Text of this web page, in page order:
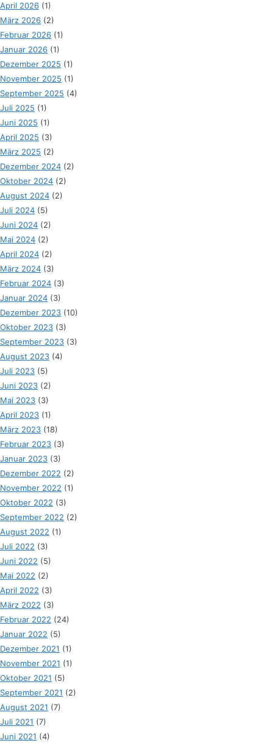
April 2026 (1)
März 2026 (2)
Februar 2026 (1)
Januar 2026 (1)
Dezember 2025 (1)
November 2025 (1)
September 2025 (4)
Juli 2025 (1)
Juni 2025 (1)
April 2025 (3)
März 2025 (2)
Dezember 2024 (2)
Oktober 2024 (2)
August 2024 (2)
Juli 2024 (5)
Juni 2024 (2)
Mai 2024 (2)
April 2024 (2)
März 2024 (3)
Februar 2024 (3)
Januar 2024 (3)
Dezember 2023 (10)
Oktober 2023 (3)
September 2023 (3)
August 2023 (4)
Juli 2023 (5)
Juni 2023 (2)
Mai 2023 (3)
April 2023 (1)
März 2023 (18)
Februar 2023 (3)
Januar 2023 (3)
Dezember 2022 (2)
November 2022 (1)
Oktober 2022 (3)
September 2022 (2)
August 2022 (1)
Juli 2022 (3)
Juni 2022 (5)
Mai 2022 (2)
April 2022 (3)
März 2022 (3)
Februar 2022 (24)
Januar 2022 (5)
Dezember 2021 (1)
November 2021 (1)
Oktober 2021 (5)
September 2021 (2)
August 2021 (7)
Juli 2021 (7)
Juni 2021 (4)